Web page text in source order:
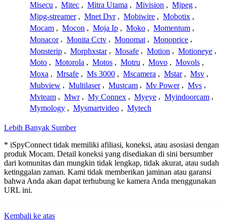
Misecu , Mitec , Mitra Utama , Mivision , Mjpeg ,
Mjpg-streamer , Mnet Dvr , Mobiwire , Mobotix ,
Mocam , Mocon , Moja Ip , Moko , Momentum ,
Monacor , Monita Cctv , Monomat , Monoprice ,
Monsterip , Morphxstar , Mosafe , Motion , Motioneye ,
Moto , Motorola , Motos , Motru , Movo , Movols ,
Moxa , Mrsafe , Ms 3000 , Mscamera , Mstar , Msv ,
Mubview , Multilaser , Mustcam , Mv Power , Mvs ,
Mvteam , Mwr , My Connex , Myeye , Myindoorcam ,
Mymology , Mysmartvideo , Mytech
Lebih Banyak Sumber
* iSpyConnect tidak memiliki afiliasi, koneksi, atau asosiasi dengan
produk Mocam. Detail koneksi yang disediakan di sini bersumber
dari komunitas dan mungkin tidak lengkap, tidak akurat, atau sudah
ketinggalan zaman. Kami tidak memberikan jaminan atau garansi
bahwa Anda akan dapat terhubung ke kamera Anda menggunakan
URL ini.
Kembali ke atas